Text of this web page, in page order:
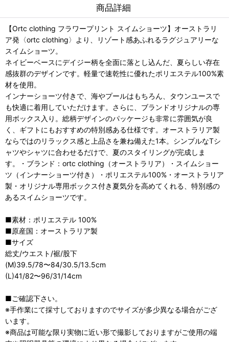
商品詳細
【Ortc clothing フラワープリント スイムショーツ】オーストラリ
ア発〈ortc clothing〉より、リゾート感あふれるラグジュアリーな
スイムショーツ。
ネイビーベースにデイジー柄を全面に落とし込んだ、夏らしい存在
感抜群のデザインです。軽量で速乾性に優れたポリエステル100%素
材を使用。
インナーショーツ付きで、海やプールはもちろん、タウンユースで
も快適に着用していただけます。さらに、ブランドオリジナルの専
用ボックス入り。総柄デザインのパッケージも非常に雰囲気が良
く、ギフトにもおすすめの特別感ある仕様です。オーストラリア製
ならではのリラックス感と上品さを兼ね備えた1本。シンプルなTシ
ャツやシャツに合わせるだけで、夏のスタイリングが完成しま
す。・ブランド：ortc clothing（オーストラリア）・スイムショー
ツ（インナーショーツ付き）・ポリエステル100%・オーストラリア
製・オリジナル専用ボックス付き夏気分を高めてくれる、特別感の
あるスイムショーツです。
■素材：ポリエステル 100%
■原産国：オーストラリア製
■サイズ
総丈/ウエスト/裾/股下
(M)39.5/78〜84/30.5/13.5cm
(L)41/82〜96/31/14cm
■ご確認下さい。
※手作業にて採寸しておりますのでサイズが多少異なる場合がござ
います。
※商品は可能な限り実物に近い形で撮影しておりますがご使用の端